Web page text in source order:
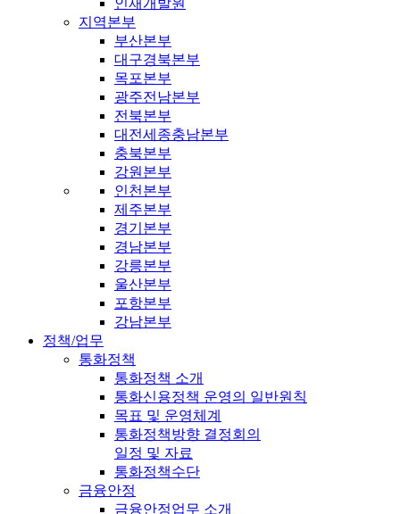
지역본부
부산본부
대구경북본부
목포본부
광주전남본부
전북본부
대전세종충남본부
충북본부
강원본부
인천본부
제주본부
경기본부
경남본부
강릉본부
울산본부
포항본부
강남본부
정책/업무
통화정책
통화정책 소개
통화신용정책 운영의 일반원칙
목표 및 운영체계
통화정책방향 결정회의
일정 및 자료
통화정책수단
금융안정
금융안정업무 소개